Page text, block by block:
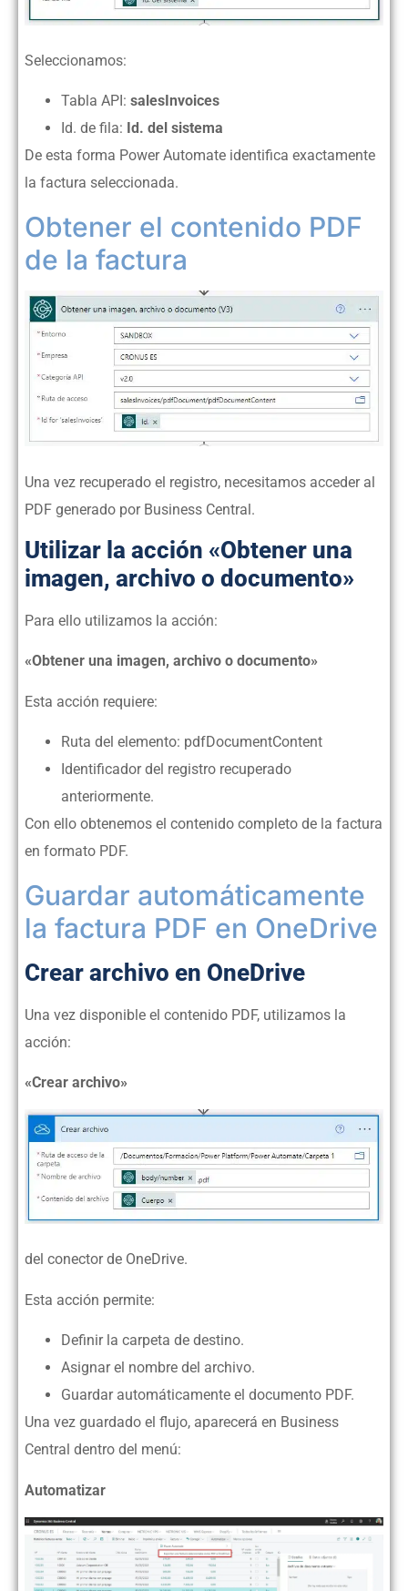
Seleccionamos:
Tabla API: salesInvoices
Id. de fila: Id. del sistema
De esta forma Power Automate identifica exactamente
la factura seleccionada.
Obtener el contenido PDF
de la factura
Una vez recuperado el registro, necesitamos acceder al
PDF generado por Business Central.
Utilizar la acción «Obtener una
imagen, archivo o documento»
Para ello utilizamos la acción:
«Obtener una imagen, archivo o documento»
Esta acción requiere:
Ruta del elemento: pdfDocumentContent
Identificador del registro recuperado
anteriormente.
Con ello obtenemos el contenido completo de la factura
en formato PDF.
Guardar automáticamente
la factura PDF en OneDrive
Crear archivo en OneDrive
Una vez disponible el contenido PDF, utilizamos la
acción:
«Crear archivo»
del conector de OneDrive.
Esta acción permite:
Definir la carpeta de destino.
Asignar el nombre del archivo.
Guardar automáticamente el documento PDF.
Una vez guardado el flujo, aparecerá en Business
Central dentro del menú:
Automatizar